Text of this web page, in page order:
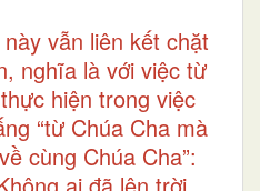
vẫn liên kết chặt
nghĩa là với việc từ
hiện trong việc
“từ Chúa Cha mà
cùng Chúa Cha”:
ai đã lên trời,